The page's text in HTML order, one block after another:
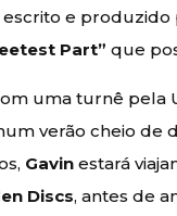
escrito e produzido
Part” que
uma turnê pela
verão cheio de
Gavin estará
Discs, antes de